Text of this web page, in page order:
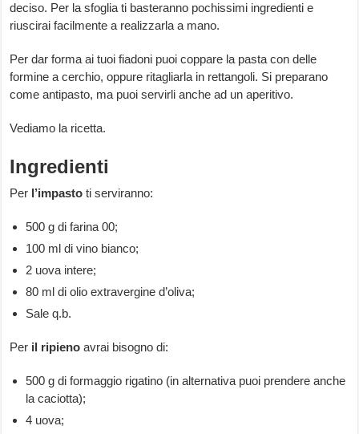
deciso. Per la sfoglia ti basteranno pochissimi ingredienti e
riuscirai facilmente a realizzarla a mano.
Per dar forma ai tuoi fiadoni puoi coppare la pasta con delle
formine a cerchio, oppure ritagliarla in rettangoli. Si preparano
come antipasto, ma puoi servirli anche ad un aperitivo.
Vediamo la ricetta.
Ingredienti
Per l’impasto ti serviranno:
500 g di farina 00;
100 ml di vino bianco;
2 uova intere;
80 ml di olio extravergine d’oliva;
Sale q.b.
Per il ripieno avrai bisogno di:
500 g di formaggio rigatino (in alternativa puoi prendere anche
la caciotta);
4 uova;